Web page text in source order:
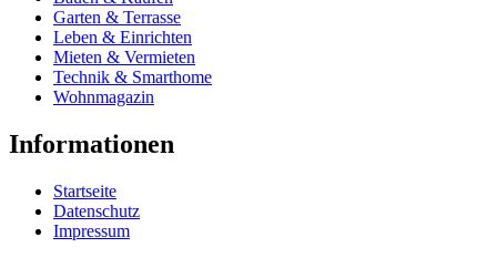
Garten & Terrasse
Leben & Einrichten
Mieten & Vermieten
Technik & Smarthome
Wohnmagazin
Informationen
Startseite
Datenschutz
Impressum